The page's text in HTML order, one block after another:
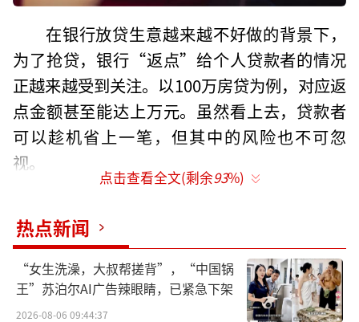
在银行放贷生意越来越不好做的背景下，
为了抢贷，银行“返点”给个人贷款者的情况
正越来越受到关注。以100万房贷为例，对应返
点金额甚至能达上万元。虽然看上去，贷款者
可以趁机省上一笔，但其中的风险也不可忽
视。
个人从银行贷款150万买房，能拿到1万多
的房贷返点。这样的事情你听说过吗？
上海购房人蔡娜看了两年多的房子，终于
点击查看全文(剩余93%)
热点新闻
“女生洗澡，大叔帮搓背”，“中国锅
王”苏泊尔AI广告辣眼睛，已紧急下架
2026-08-06 09:44:37